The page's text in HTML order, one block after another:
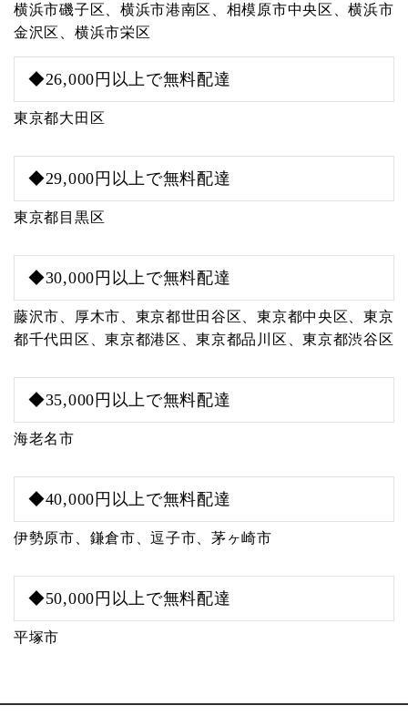
横浜市磯子区、横浜市港南区、相模原市中央区、横浜市
金沢区、横浜市栄区
◆26,000円以上で無料配達
東京都大田区
◆29,000円以上で無料配達
東京都目黒区
◆30,000円以上で無料配達
藤沢市、厚木市、東京都世田谷区、東京都中央区、東京
都千代田区、東京都港区、東京都品川区、東京都渋谷区
◆35,000円以上で無料配達
海老名市
◆40,000円以上で無料配達
伊勢原市、鎌倉市、逗子市、茅ヶ崎市
◆50,000円以上で無料配達
平塚市